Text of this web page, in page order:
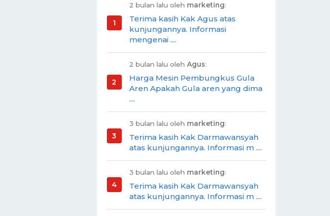
2 bulan lalu oleh marketing:
Terima kasih Kak Agus atas
kunjungannya. Informasi
mengenai ....
2 bulan lalu oleh Agus:
Harga Mesin Pembungkus Gula
Aren Apakah Gula aren yang dima
....
3 bulan lalu oleh marketing:
Terima kasih Kak Darmawansyah
atas kunjungannya. Informasi m ....
3 bulan lalu oleh marketing:
Terima kasih Kak Darmawansyah
atas kunjungannya. Informasi m ....